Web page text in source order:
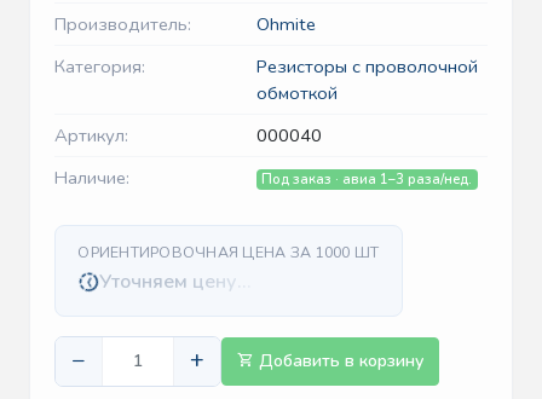
Производитель:
Ohmite
Категория:
Резисторы с проволочной
обмоткой
Артикул:
000040
Наличие:
Под заказ · авиа 1–3 раза/нед.
ОРИЕНТИРОВОЧНАЯ ЦЕНА ЗА 1000 ШТ
Уточняем цену…
− + Добавить в корзину